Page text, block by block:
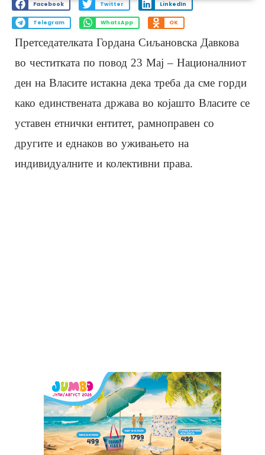
Facebook Twitter LinkedIn
Telegram WhatsApp OK
Претседателката Гордана Сиљановска Давкова
во честитката по повод 23 Мај – Националниот
ден на Власите истакна дека треба да сме горди
како единствената држава во којашто Власите се
уставен етнички ентитет, рамноправен со
другите и еднаков во уживањето на
индивидуалните и колективни права.